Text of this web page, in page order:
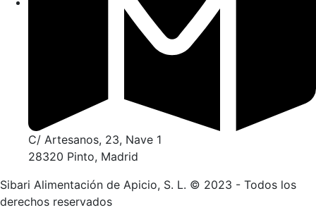
C/ Artesanos, 23, Nave 1
28320 Pinto, Madrid
Sibari Alimentación de Apicio, S. L. © 2023 - Todos los
derechos reservados